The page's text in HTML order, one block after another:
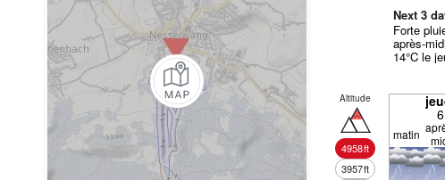
Next 3
Forte
après-
14°C le
Altitude
4958ft
3957ft
6
matin